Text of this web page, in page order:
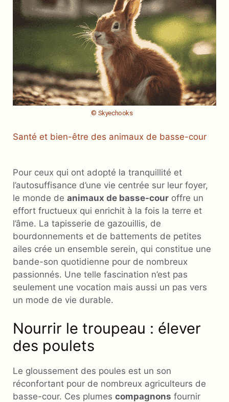
© Skyechooks
Santé et bien-être des animaux de basse-cour
Pour ceux qui ont adopté la tranquillité et
l’autosuffisance d’une vie centrée sur leur foyer,
le monde de animaux de basse-cour offre un
effort fructueux qui enrichit à la fois la terre et
l’âme. La tapisserie de gazouillis, de
bourdonnements et de battements de petites
ailes crée un ensemble serein, qui constitue une
bande-son quotidienne pour de nombreux
passionnés. Une telle fascination n’est pas
seulement une vocation mais aussi un pas vers
un mode de vie durable.
Nourrir le troupeau : élever
des poulets
Le gloussement des poules est un son
réconfortant pour de nombreux agriculteurs de
basse-cour. Ces plumes compagnons fournir